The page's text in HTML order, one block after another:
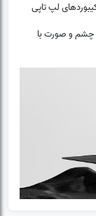
لپ تاپی
چشم و صورت با
(0)